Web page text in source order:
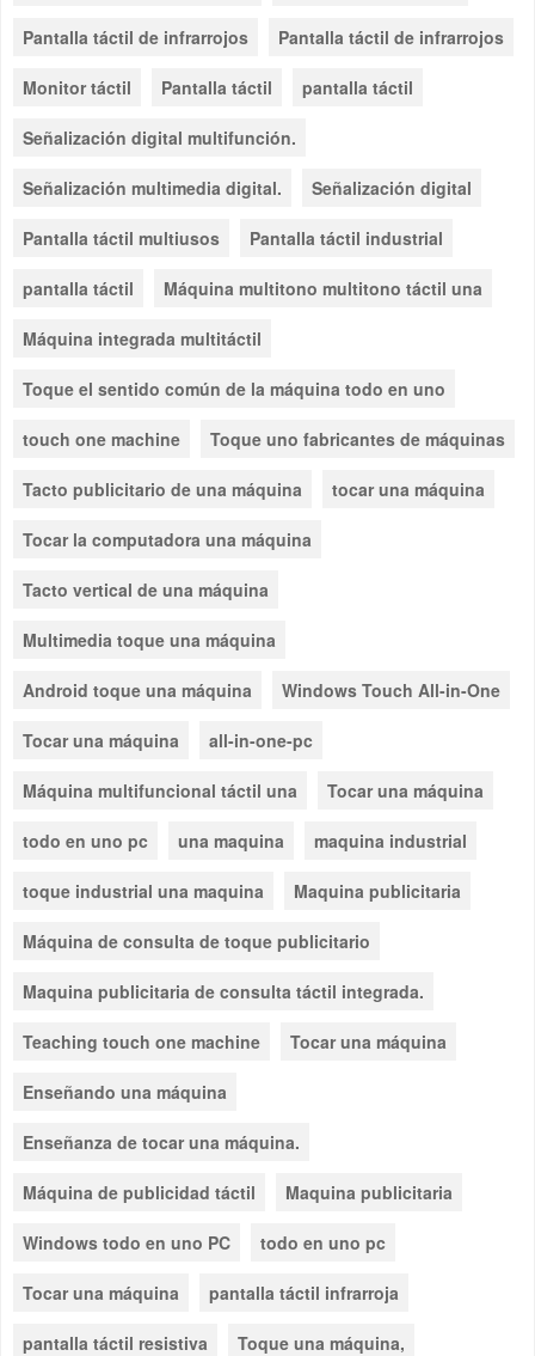
Pantalla táctil de infrarrojos Pantalla táctil de infrarrojos
Monitor táctil Pantalla táctil pantalla táctil
Señalización digital multifunción.
Señalización multimedia digital. Señalización digital
Pantalla táctil multiusos Pantalla táctil industrial
pantalla táctil Máquina multitono multitono táctil una
Máquina integrada multitáctil
Toque el sentido común de la máquina todo en uno
touch one machine Toque uno fabricantes de máquinas
Tacto publicitario de una máquina tocar una máquina
Tocar la computadora una máquina
Tacto vertical de una máquina
Multimedia toque una máquina
Android toque una máquina Windows Touch All-in-One
Tocar una máquina all-in-one-pc
Máquina multifuncional táctil una Tocar una máquina
todo en uno pc una maquina maquina industrial
toque industrial una maquina Maquina publicitaria
Máquina de consulta de toque publicitario
Maquina publicitaria de consulta táctil integrada.
Teaching touch one machine Tocar una máquina
Enseñando una máquina
Enseñanza de tocar una máquina.
Máquina de publicidad táctil Maquina publicitaria
Windows todo en uno PC todo en uno pc
Tocar una máquina pantalla táctil infrarroja
pantalla táctil resistiva Toque una máquina,